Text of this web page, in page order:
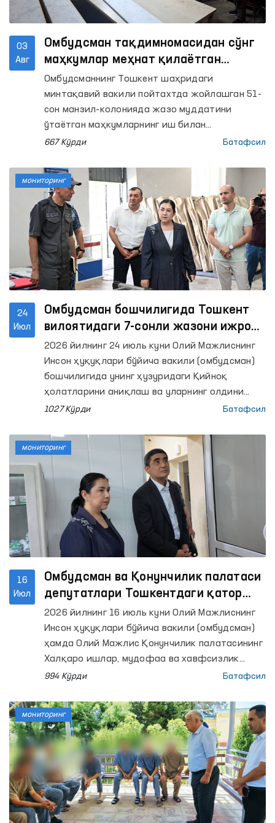
03
Авг
Омбудсман тақдимномасидан сўнг
маҳкумлар меҳнат қилаётган
объектлардаги шароитлар
яхшиланди
Омбудсманнинг Тошкент шаҳридаги
минтақавий вакили пойтахтда жойлашган 51-
сон манзил-колонияда жазо муддатини
ўтаётган маҳкумларнинг иш билан
таъминланганлиги ҳамда улар меҳнат
шароитларни ўрганган эди.
667 Кўрди Батафсил
24
Июл
Омбудсман бошчилигида Тошкент
вилоятидаги 7-сонли жазони ижро
этиш колониясида мониторинг
ўтказилди
2026 йилнинг 24 июль куни Олий Мажлиснинг
Инсон ҳуқуқлари бўйича вакили (омбудсман)
бошчилигида унинг ҳузуридаги Қийноқ
ҳолатларини аниқлаш ва уларнинг олдини
олиш бўйича жамоатчилик гуруҳи аъзолари
этиш колониясига мониторинг ташрифини
амалга оширди.
1027 Кўрди Батафсил
мониторинг
16
Июл
Омбудсман ва Қонунчилик палатаси
депутатлари Тошкентдаги қатор
ёпиқ муассасаларда мониторинг
ўтказди
2026 йилнинг 16 июль куни Олий Мажлиснинг
Инсон ҳуқуқлари бўйича вакили (омбудсман)
ҳамда Олий Мажлис Қонунчилик палатасининг
Халқаро ишлар, мудофаа ва хавфсизлик
масалалари қўмитаси депутатлари томонидан
қамоққа олинган шахсларни сақлаш учун
мўлжалланган махсус қабулхона ҳамда
Муайян яшаш жойига эга бўлмаган шахсларни
реабилитация қилиш марказида мониторинг
ташрифлари амалга оширилди.
994 Кўрди Батафсил
мониторинг
мониторинг